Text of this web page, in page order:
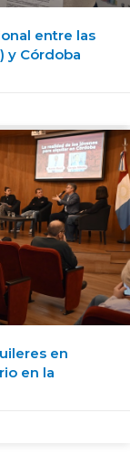
entre las
y Córdoba
en
en la